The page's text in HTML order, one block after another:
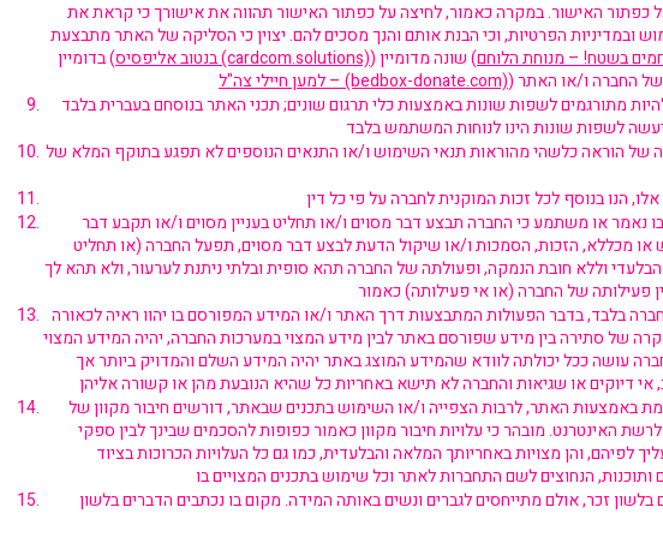
כפתור האישור. במקרה כאמור, לחיצה על כפתור האישור תהווה את אישורך כי קראת את
ובמדיניות הפרטיות, וכי הבנת אותם והנך מסכים להם. יצוין כי הסליקה של האתר מתבצעת
בדומיין (
בנטוב אליפסיס (cardcom.solutions) ) שונה מדומיין (בשטח! – מנוחת הלוחם
– למען חיילי צה"ל (bedbox-donate.com)
מתורגמים לשפות שונות באמצעות כלי תרגום שונים; תכני האתר בנוסחם בעברית בלבד
של הוראה כלשהי מהוראות תנאי השימוש ו/או התנאים הנוספים לא תפגע בתוקף המלא של
נאמר או משתמע כי החברה תבצע דבר מסוים ו/או תחליט בעניין מסוים ו/או תקבע דבר
או מכללא, הזכות, הסמכות ו/או שיקול הדעת לבצע דבר מסוים, תפעל החברה (או תחליט
וללא חובת הנמקה, ופעולתה של החברה תהא סופית ובלתי ניתנת לערעור, ולא תהא לך
בלבד, בדבר הפעולות המתבצעות דרך האתר ו/או המידע המפורסם בו יהוו ראיה לכאורה
של סתירה בין מידע שפורסם באתר לבין מידע המצוי במערכות החברה, יהיה המידע המצוי
עושה ככל יכולתה לוודא שהמידע המוצג באתר יהיה המידע השלם והמדויק ביותר אך
באמצעות האתר, לרבות הצפייה ו/או השימוש בתכנים שבאתר, דורשים חיבור מקוון של
האינטרנט. מובהר כי עלויות חיבור מקוון כאמור כפופות להסכמים שבינך לבין ספקי
לפיהם, והן מצויות באחריותך המלאה והבלעדית, כמו גם כל העלויות הכרוכות בציוד
זכר, אולם מתייחסים לגברים ונשים באותה המידה. מקום בו נכתבים הדברים בלשון